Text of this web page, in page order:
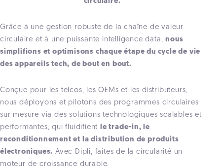
Grâce à une gestion robuste de la chaîne de valeur
circulaire et à une puissante intelligence data, nous
simplifions et optimisons chaque étape du cycle de vie
des appareils tech, de bout en bout.
Conçue pour les telcos, les OEMs et les distributeurs,
nous déployons et pilotons des programmes circulaires
sur mesure via des solutions technologiques scalables et
performantes, qui fluidifient le trade-in, le
reconditionnement et la distribution de produits
électroniques. Avec Dipli, faites de la circularité un
moteur de croissance durable.